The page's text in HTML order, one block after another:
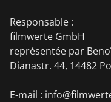
Responsable :
filmwerte GmbH
représentée par
Dianastr. 44, 14482
E-mail :